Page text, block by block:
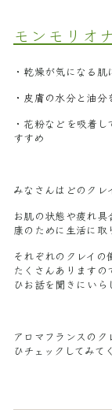
モンモリオ
・乾燥が気になる肌
・皮膚の水分と油
・花粉などを吸着
すすめ
みなさんはどのクレ
お肌の状態や疲れ
康のために生活に取
それぞれのクレイの
たくさんあります
ひお話を聞きにい
アロマフランスのク
ひチェックしてみ